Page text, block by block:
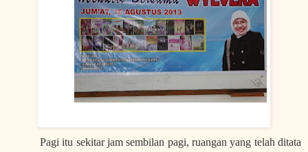
Pagi itu sekitar jam sembilan pagi, ruangan yang telah ditata